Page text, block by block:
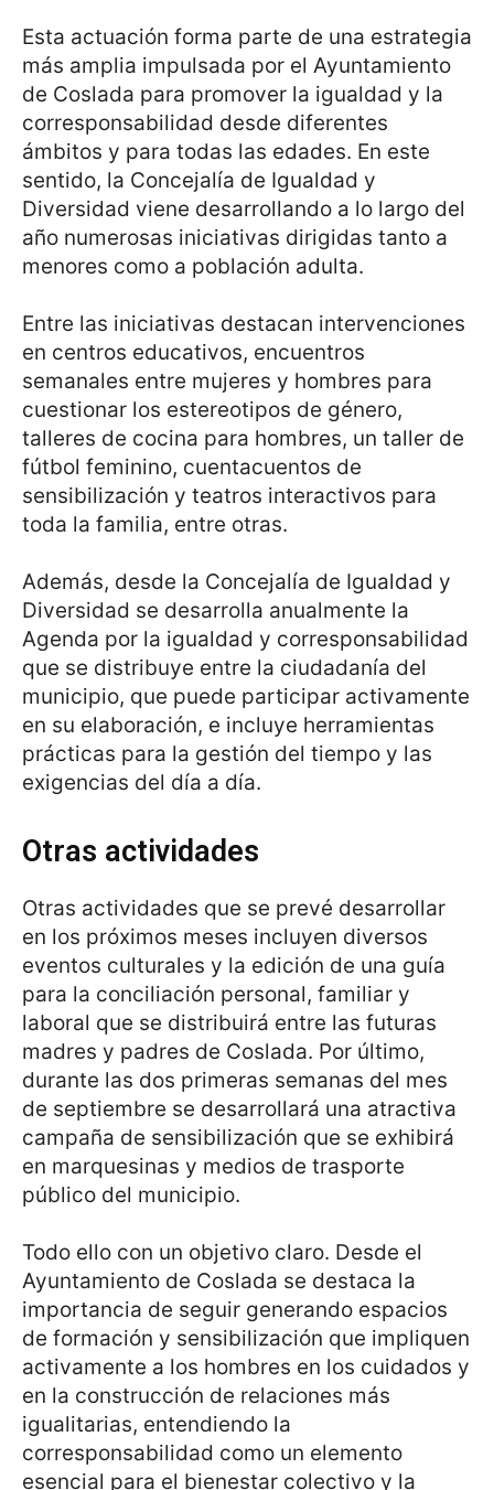
Esta actuación forma parte de una estrategia
más amplia impulsada por el Ayuntamiento
de Coslada para promover la igualdad y la
corresponsabilidad desde diferentes
ámbitos y para todas las edades. En este
sentido, la Concejalía de Igualdad y
Diversidad viene desarrollando a lo largo del
año numerosas iniciativas dirigidas tanto a
menores como a población adulta.
Entre las iniciativas destacan intervenciones
en centros educativos, encuentros
semanales entre mujeres y hombres para
cuestionar los estereotipos de género,
talleres de cocina para hombres, un taller de
fútbol feminino, cuentacuentos de
sensibilización y teatros interactivos para
toda la familia, entre otras.
Además, desde la Concejalía de Igualdad y
Diversidad se desarrolla anualmente la
Agenda por la igualdad y corresponsabilidad
que se distribuye entre la ciudadanía del
municipio, que puede participar activamente
en su elaboración, e incluye herramientas
prácticas para la gestión del tiempo y las
exigencias del día a día.
Otras actividades
Otras actividades que se prevé desarrollar
en los próximos meses incluyen diversos
eventos culturales y la edición de una guía
para la conciliación personal, familiar y
laboral que se distribuirá entre las futuras
madres y padres de Coslada. Por último,
durante las dos primeras semanas del mes
de septiembre se desarrollará una atractiva
campaña de sensibilización que se exhibirá
en marquesinas y medios de trasporte
público del municipio.
Todo ello con un objetivo claro. Desde el
Ayuntamiento de Coslada se destaca la
importancia de seguir generando espacios
de formación y sensibilización que impliquen
activamente a los hombres en los cuidados y
en la construcción de relaciones más
igualitarias, entendiendo la
corresponsabilidad como un elemento
esencial para el bienestar colectivo y la